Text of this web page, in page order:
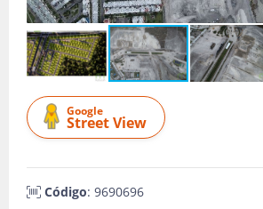
Google
Street View
Código: 9690696